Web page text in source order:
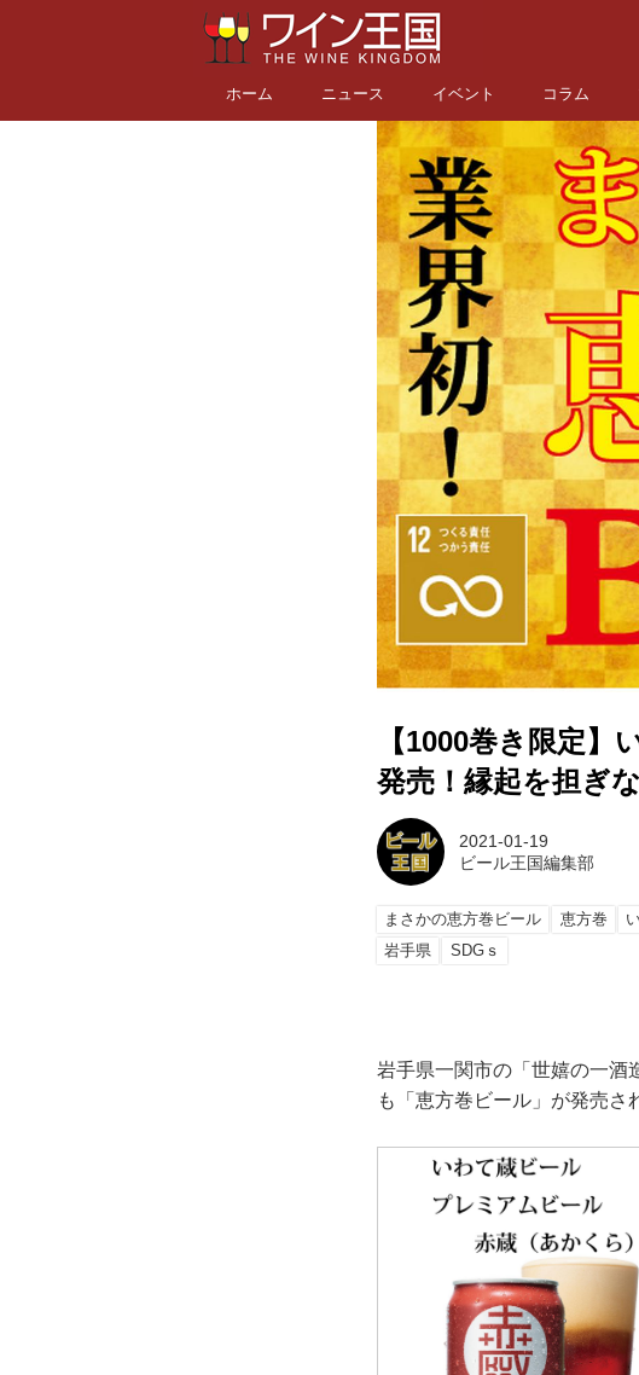
ホーム ニュース イベント コラム
【1000巻き限定】
発売！縁起を担ぎ
2021-01-19
ビール王国編集部
まさかの恵方巻ビール 恵方巻
岩手県
SDGｓ
岩手県一関市の「世嬉の一酒
も「恵方巻ビール」が発売さ